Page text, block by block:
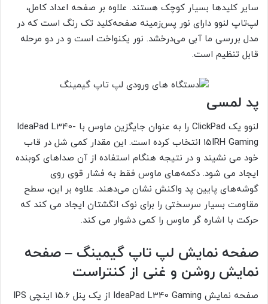
سایر کلیدها بسیار کوچک هستند. علاوه بر صفحه اعداد کامل،
لپ‌تاپ لنوو دارای نور پس‌زمینه صفحه‌کلید تک رنگ است که در
مدل بررسی ما آبی می‌درخشد. نور یکنواخت است و در دو مرحله
قابل تنظیم است.
پد لمسی
لنوو یک ClickPad را به عنوان جایگزین ماوس با IdeaPad L340-
15IRH Gaming انتخاب کرده است. این مقدار کمی شل در قاب
خود می نشیند و در نتیجه هنگام استفاده از آن صداهای کوبنده
ایجاد می شود. دکمه‌های ماوس فقط به فشار قوی روی
گوشه‌های پایین پد واکنش نشان می‌دهند. علاوه بر این، سطح
مقاومت بسیار سرسختی را برای نوک انگشتان ایجاد می کند که
حرکت با اشاره گر ماوس را کمی دشوار می کند.
صفحه نمایش لپ تاپ گیمینگ – صفحه
نمایش روشن و غنی از کنتراست
صفحه نمایش IdeaPad L340 Gaming از یک پنل 15.6 اینچی IPS